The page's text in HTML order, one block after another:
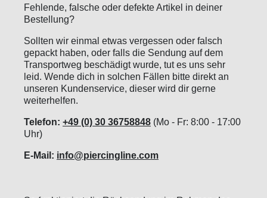
Fehlende, falsche oder defekte Artikel in deiner
Bestellung?
Sollten wir einmal etwas vergessen oder falsch
gepackt haben, oder falls die Sendung auf dem
Transportweg beschädigt wurde, tut es uns sehr
leid. Wende dich in solchen Fällen bitte direkt an
unseren Kundenservice, dieser wird dir gerne
weiterhelfen.
Telefon: +49 (0) 30 36758848 (Mo - Fr: 8:00 - 17:00
Uhr)
E-Mail: info@piercingline.com